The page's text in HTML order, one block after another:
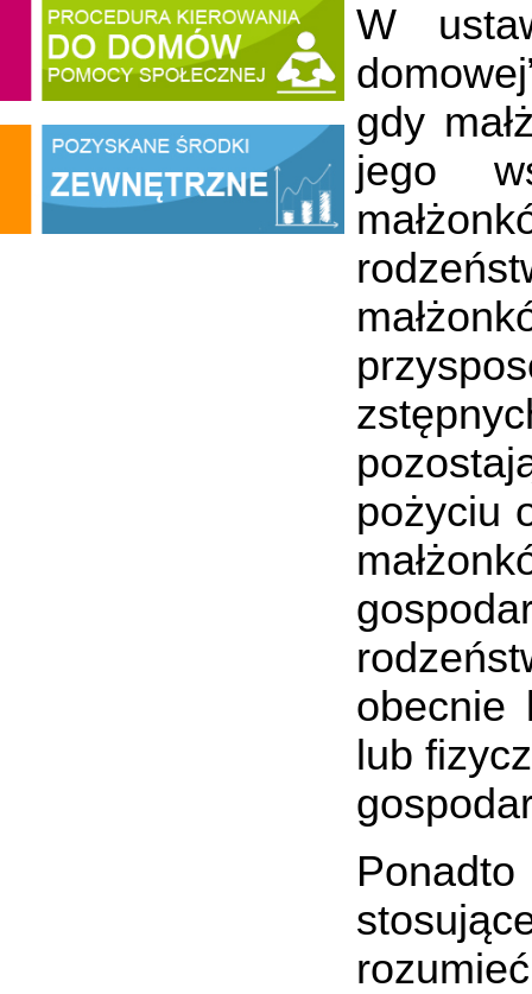
W
gdy
jego
pożyciu
obecnie
lub